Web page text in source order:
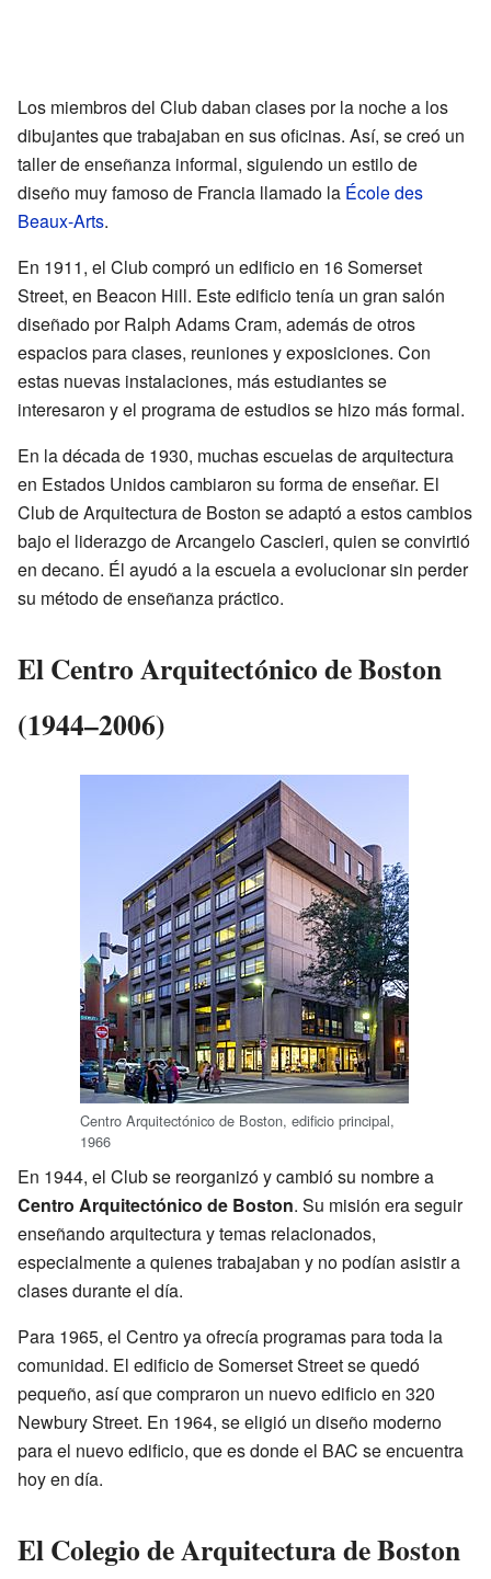
Los miembros del Club daban clases por la noche a los
dibujantes que trabajaban en sus oficinas. Así, se creó un
taller de enseñanza informal, siguiendo un estilo de
diseño muy famoso de Francia llamado la École des
Beaux-Arts.
En 1911, el Club compró un edificio en 16 Somerset
Street, en Beacon Hill. Este edificio tenía un gran salón
diseñado por Ralph Adams Cram, además de otros
espacios para clases, reuniones y exposiciones. Con
estas nuevas instalaciones, más estudiantes se
interesaron y el programa de estudios se hizo más formal.
En la década de 1930, muchas escuelas de arquitectura
en Estados Unidos cambiaron su forma de enseñar. El
Club de Arquitectura de Boston se adaptó a estos cambios
bajo el liderazgo de Arcangelo Cascieri, quien se convirtió
en decano. Él ayudó a la escuela a evolucionar sin perder
su método de enseñanza práctico.
El Centro Arquitectónico de Boston
(1944–2006)
Centro Arquitectónico de Boston, edificio principal,
1966
En 1944, el Club se reorganizó y cambió su nombre a
Centro Arquitectónico de Boston. Su misión era seguir
enseñando arquitectura y temas relacionados,
especialmente a quienes trabajaban y no podían asistir a
clases durante el día.
Para 1965, el Centro ya ofrecía programas para toda la
comunidad. El edificio de Somerset Street se quedó
pequeño, así que compraron un nuevo edificio en 320
Newbury Street. En 1964, se eligió un diseño moderno
para el nuevo edificio, que es donde el BAC se encuentra
hoy en día.
El Colegio de Arquitectura de Boston